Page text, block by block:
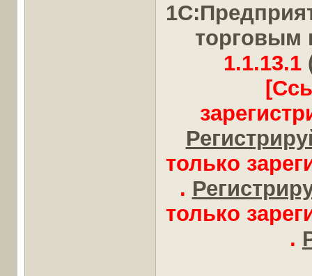
торговым
1.1.13.1
только
.
только
.